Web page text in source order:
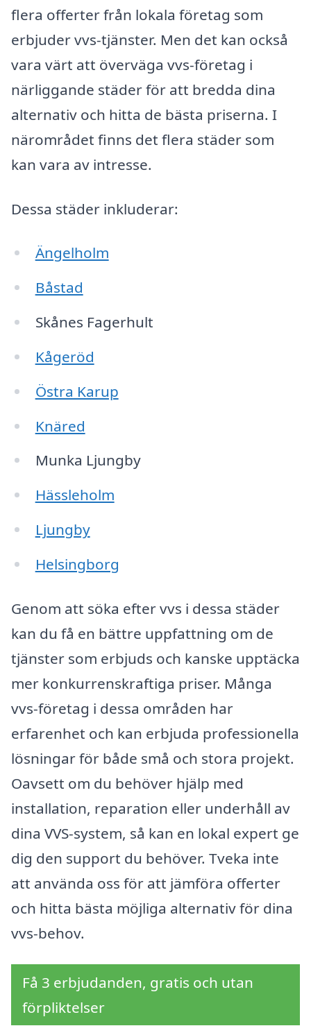
flera offerter från lokala företag som
erbjuder vvs-tjänster. Men det kan också
vara värt att överväga vvs-företag i
närliggande städer för att bredda dina
alternativ och hitta de bästa priserna. I
närområdet finns det flera städer som
kan vara av intresse.
Dessa städer inkluderar:
Ängelholm
Båstad
Skånes Fagerhult
Kågeröd
Östra Karup
Knäred
Munka Ljungby
Hässleholm
Ljungby
Helsingborg
Genom att söka efter vvs i dessa städer
kan du få en bättre uppfattning om de
tjänster som erbjuds och kanske upptäcka
mer konkurrenskraftiga priser. Många
vvs-företag i dessa områden har
erfarenhet och kan erbjuda professionella
lösningar för både små och stora projekt.
Oavsett om du behöver hjälp med
installation, reparation eller underhåll av
dina VVS-system, så kan en lokal expert ge
dig den support du behöver. Tveka inte
att använda oss för att jämföra offerter
och hitta bästa möjliga alternativ för dina
vvs-behov.
Få 3 erbjudanden, gratis och utan
förpliktelser